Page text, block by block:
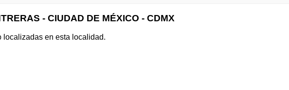
- CIUDAD DE MÉXICO - CDMX
localizadas en esta localidad.